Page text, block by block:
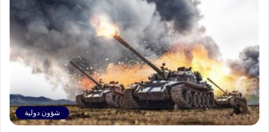
شؤون دولية